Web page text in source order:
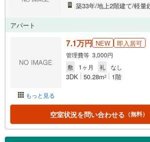
築33年/地上2階建て/軽量
アパート
もっと見る
7.1万円 NEW 即入居可
管理費等 3,000円
敷
1ヶ月 礼 なし
3DK 50.28m2 1階
空室状況を問い合わせる （無料）